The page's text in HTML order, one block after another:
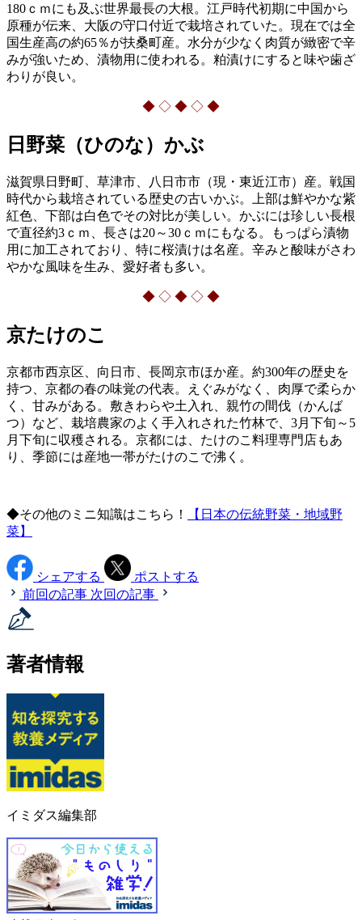
180ｃｍにも及ぶ世界最長の大根。江戸時代初期に中国から
原種が伝来、大阪の守口付近で栽培されていた。現在では全
国生産高の約65％が扶桑町産。水分が少なく肉質が緻密で辛
みが強いため、漬物用に使われる。粕漬けにすると味や歯ざ
わりが良い。
◆ ◇ ◆ ◇ ◆
日野菜（ひのな）かぶ
滋賀県日野町、草津市、八日市市（現・東近江市）産。戦国
時代から栽培されている歴史の古いかぶ。上部は鮮やかな紫
紅色、下部は白色でその対比が美しい。かぶには珍しい長根
で直径約3ｃｍ、長さは20～30ｃｍにもなる。もっぱら漬物
用に加工されており、特に桜漬けは名産。辛みと酸味がさわ
やかな風味を生み、愛好者も多い。
◆ ◇ ◆ ◇ ◆
京たけのこ
京都市西京区、向日市、長岡京市ほか産。約300年の歴史を
持つ、京都の春の味覚の代表。えぐみがなく、肉厚で柔らか
く、甘みがある。敷きわらや土入れ、親竹の間伐（かんば
つ）など、栽培農家のよく手入れされた竹林で、3月下旬～5
月下旬に収穫される。京都には、たけのこ料理専門店もあ
り、季節には産地一帯がたけのこで沸く。
◆その他のミニ知識はこちら！
【日本の伝統野菜・地域野
菜】
シェアする
ポストする
前回の記事 次回の記事
著者情報
イミダス編集部